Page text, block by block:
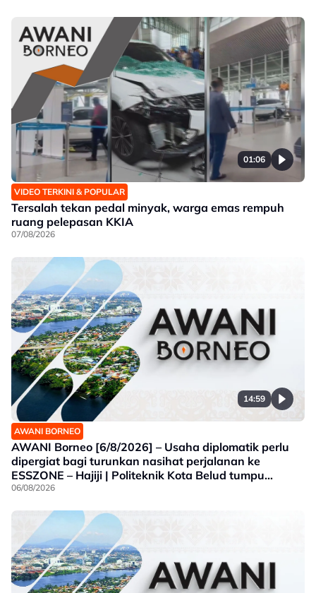
01:06
VIDEO TERKINI & POPULAR
Tersalah tekan pedal minyak, warga emas rempuh
ruang pelepasan KKIA
07/08/2026
14:59
AWANI BORNEO
AWANI Borneo [6/8/2026] – Usaha diplomatik perlu
dipergiat bagi turunkan nasihat perjalanan ke
ESSZONE – Hajiji | Politeknik Kota Belud tumpu
bidang selaras keperluan industri Sabah |
produk tempatan
06/08/2026